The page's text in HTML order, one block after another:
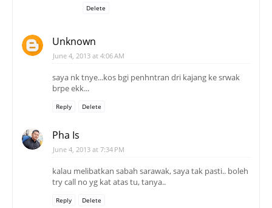
Delete
Unknown
June 4, 2013 at 4:06 AM
saya nk tnye...kos bgi penhntran dri kajang ke srwak
brpe ekk...
Reply Delete
Pha Is
June 4, 2013 at 7:34 PM
kalau melibatkan sabah sarawak, saya tak pasti.. boleh
try call no yg kat atas tu, tanya..
Reply Delete